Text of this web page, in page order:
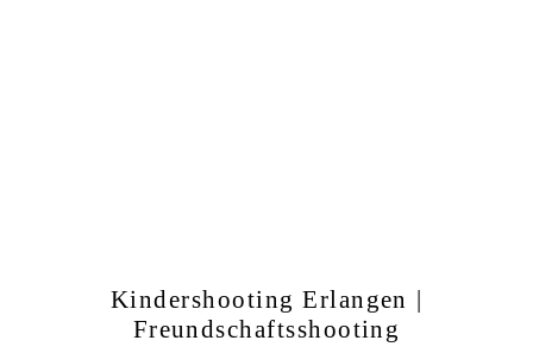
Kindershooting Erlangen |
Freundschaftsshooting